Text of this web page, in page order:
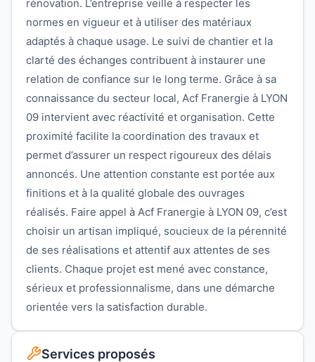
rénovation. L’entreprise veille à respecter les
normes en vigueur et à utiliser des matériaux
adaptés à chaque usage. Le suivi de chantier et la
clarté des échanges contribuent à instaurer une
relation de confiance sur le long terme. Grâce à sa
connaissance du secteur local, Acf Franergie à LYON
09 intervient avec réactivité et organisation. Cette
proximité facilite la coordination des travaux et
permet d’assurer un respect rigoureux des délais
annoncés. Une attention constante est portée aux
finitions et à la qualité globale des ouvrages
réalisés. Faire appel à Acf Franergie à LYON 09, c’est
choisir un artisan impliqué, soucieux de la pérennité
de ses réalisations et attentif aux attentes de ses
clients. Chaque projet est mené avec constance,
sérieux et professionnalisme, dans une démarche
orientée vers la satisfaction durable.
Services proposés